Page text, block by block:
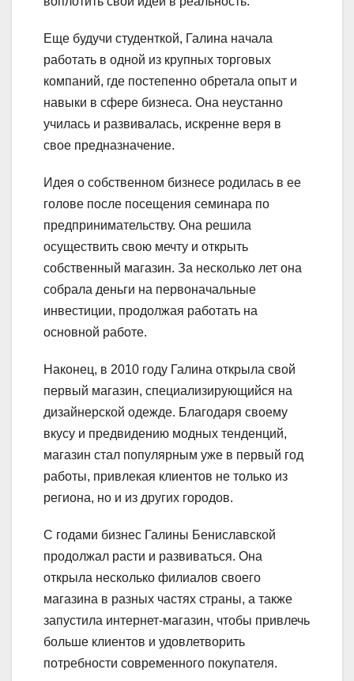
Еще будучи студенткой, Галина начала
работать в одной из крупных торговых
компаний, где постепенно обретала опыт и
навыки в сфере бизнеса. Она неустанно
училась и развивалась, искренне веря в
свое предназначение.
Идея о собственном бизнесе родилась в ее
голове после посещения семинара по
предпринимательству. Она решила
осуществить свою мечту и открыть
собственный магазин. За несколько лет она
собрала деньги на первоначальные
инвестиции, продолжая работать на
основной работе.
Наконец, в 2010 году Галина открыла свой
первый магазин, специализирующийся на
дизайнерской одежде. Благодаря своему
вкусу и предвидению модных тенденций,
магазин стал популярным уже в первый год
работы, привлекая клиентов не только из
региона, но и из других городов.
С годами бизнес Галины Бениславской
продолжал расти и развиваться. Она
открыла несколько филиалов своего
магазина в разных частях страны, а также
запустила интернет-магазин, чтобы привлечь
больше клиентов и удовлетворить
потребности современного покупателя.